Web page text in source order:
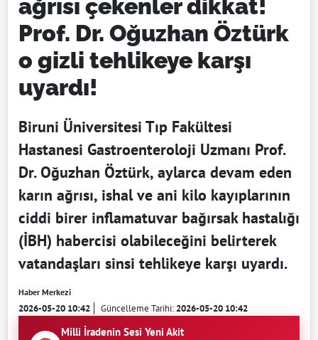
ağrısı çekenler dikkat!
Prof. Dr. Oğuzhan Öztürk
o gizli tehlikeye karşı
uyardı!
Biruni Üniversitesi Tıp Fakültesi
Hastanesi Gastroenteroloji Uzmanı Prof.
Dr. Oğuzhan Öztürk, aylarca devam eden
karın ağrısı, ishal ve ani kilo kayıplarının
ciddi birer inflamatuvar bağırsak hastalığı
(İBH) habercisi olabileceğini belirterek
vatandaşları sinsi tehlikeye karşı uyardı.
Haber Merkezi
2026-05-20 10:42 Güncelleme Tarihi:2026-05-20 10:42
Milli İradenin Sesi Yeni Akit